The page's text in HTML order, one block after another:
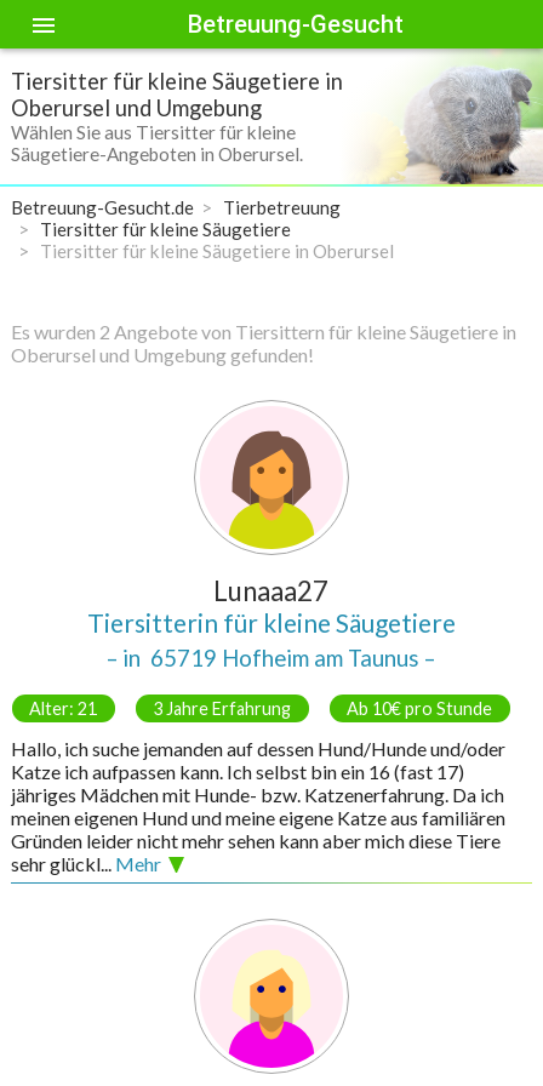
menu Betreuung-Gesucht
Tiersitter für kleine Säugetiere in
Oberursel und Umgebung
Wählen Sie aus Tiersitter für kleine
Säugetiere-Angeboten in Oberursel.
Betreuung-Gesucht.de
Tierbetreuung
Tiersitter für kleine Säugetiere
Tiersitter für kleine Säugetiere in Oberursel
Es wurden 2 Angebote von Tiersittern für kleine Säugetiere in
Oberursel und Umgebung gefunden!
Lunaaa27
Tiersitterin für kleine Säugetiere
– in 65719 Hofheim am Taunus –
Alter: 21 3 Jahre Erfahrung Ab 10€ pro Stunde
Hallo, ich suche jemanden auf dessen Hund/Hunde und/oder
Katze ich aufpassen kann. Ich selbst bin ein 16 (fast 17)
jähriges Mädchen mit Hunde- bzw. Katzenerfahrung. Da ich
meinen eigenen Hund und meine eigene Katze aus familiären
Gründen leider nicht mehr sehen kann aber mich diese Tiere
sehr glückl... Mehr